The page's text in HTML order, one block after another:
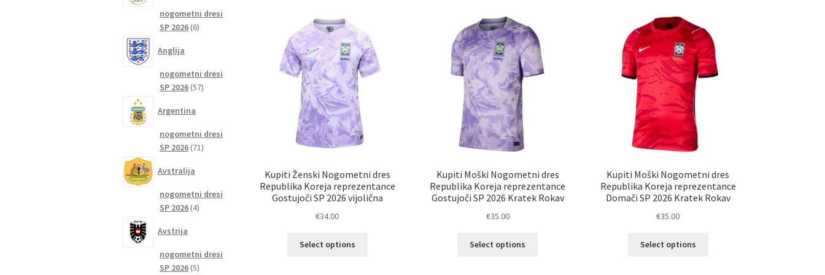
Kupiti Ženski Nogometni dres
Republika Koreja reprezentance
Gostujoči SP 2026 vijolična
€34.00
Select options
Kupiti Moški Nogometni dres
Republika Koreja reprezentance
Gostujoči SP 2026 Kratek Rokav
€35.00
Select options
Kupiti Moški Nogometni dres
Republika Koreja reprezentance
Domači SP 2026 Kratek Rokav
€35.00
Select options
nogometni dresi
SP 2026 66
Anglija
nogometni dresi
SP 2026 5757
Argentina
nogometni dresi
SP 2026 7171
Avstralija
nogometni dresi
SP 2026 44
Avstrija
nogometni dresi
SP 2026 55